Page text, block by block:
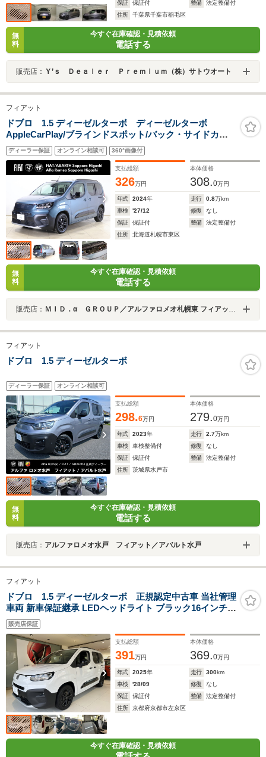
保証
保証付 整備
法定整備付
住所
千葉県千葉市稲毛区
無
料
今すぐ在庫確認・見積依頼
電話する
販売店： Ｙ’ｓ Ｄｅａｌｅｒ Ｐｒｅｍｉｕｍ（株）サトウオート
フィアット
ドブロ 1.5 ディーゼルターボ ディーゼルターボ
AppleCarPlay/ブラインドスポット/バック・サイドカメ
ラ/レーダークルーズ/クリアランスソナー/パドルシフト/
インテリジェントハイビーム/ステアリングリモコン/純正
アルミ/ (ヴォラーレブルー)
ディーラー保証 オンライン相談可 360°画像付
支払総額
326万円
本体価格
308.0万円
年式 2024年 走行 0.8万km
車検
'27/12 修復
なし
保証
保証付 整備
法定整備付
住所
北海道札幌市東区
無
料
今すぐ在庫確認・見積依頼
電話する
販売店： ＭＩＤ．α ＧＲＯＵＰ／アルファロメオ札幌東 フィアット／アバルト札幌東／株式会社ＭＩＤ ＡＬＦＡ
フィアット
ドブロ 1.5 ディーゼルターボ
ディーラー保証 オンライン相談可
支払総額
298.6万円
本体価格
279.0万円
年式 2023年 走行 2.7万km
車検
車検整備付 修復
なし
保証
保証付 整備
法定整備付
住所
茨城県水戸市
無
料
今すぐ在庫確認・見積依頼
電話する
販売店： アルファロメオ水戸 フィアット／アバルト水戸
フィアット
ドブロ 1.5 ディーゼルターボ 正規認定中古車 当社管理
車両 新車保証継承 LEDヘッドライト ブラック16インチア
ルミホイール 両側スライドドア Apple Car Play/Android
Auto対応 ステアリングヒーター ACC LPA BSM
販売店保証
支払総額
391万円
本体価格
369.0万円
年式 2025年 走行 300km
車検
'28/09 修復
なし
保証
保証付 整備
法定整備付
住所
京都府京都市左京区
今すぐ在庫確認・見積依頼